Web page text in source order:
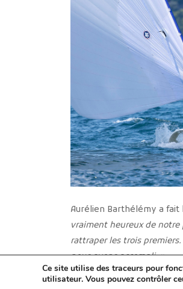
Aurélien Barthélémy a fait
vraiment heureux de notre
rattraper les trois
nous avons accompli. »
Ce site utilise des traceurs pour
utilisateur. Vous pouvez contrôler